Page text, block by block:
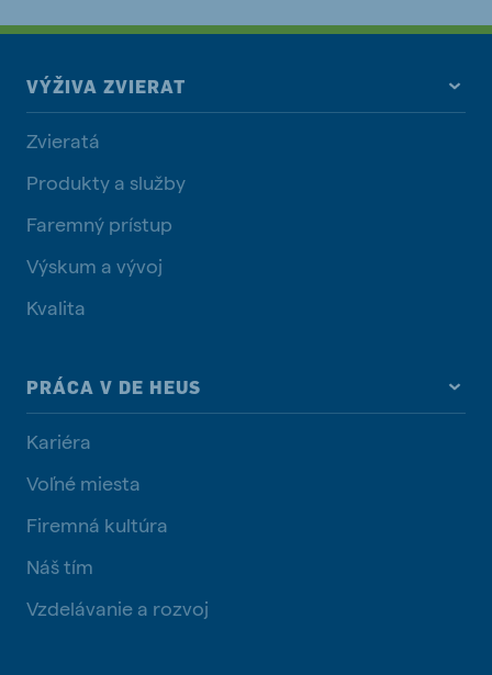
VÝŽIVA ZVIERAT
Zvieratá
Produkty a služby
Faremný prístup
Výskum a vývoj
Kvalita
PRÁCA V DE HEUS
Kariéra
Voľné miesta
Firemná kultúra
Náš tím
Vzdelávanie a rozvoj